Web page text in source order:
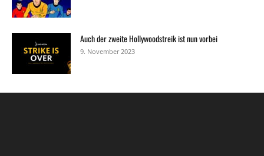
Auch der zweite Hollywoodstreik ist nun vorbei
9. November 2023